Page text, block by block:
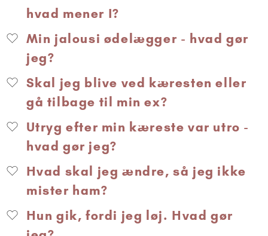
hvad mener I?
Min jalousi ødelægger - hvad gør
jeg?
Skal jeg blive ved kæresten eller
gå tilbage til min ex?
Utryg efter min kæreste var utro -
hvad gør jeg?
Hvad skal jeg ændre, så jeg ikke
mister ham?
Hun gik, fordi jeg løj. Hvad gør